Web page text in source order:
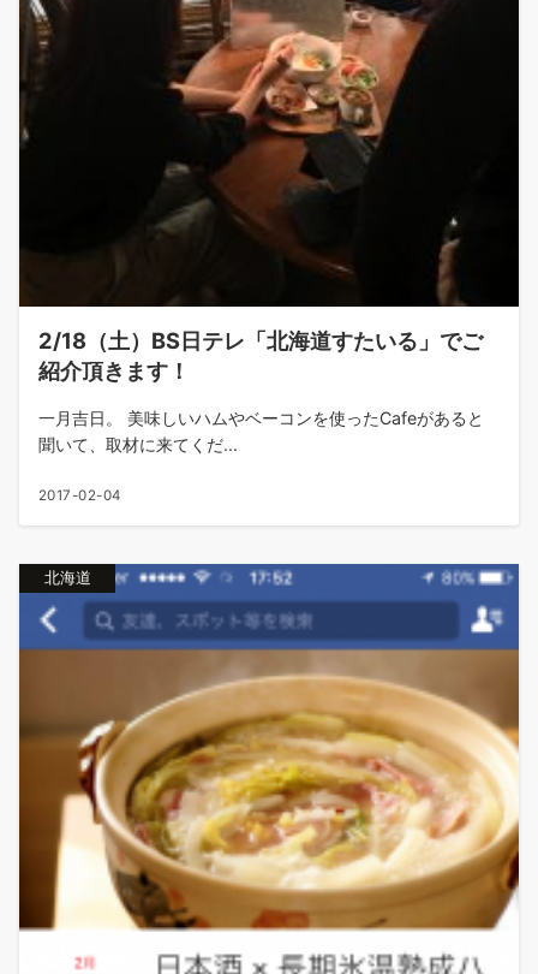
2/18（土）BS日テレ「北海道すたいる」でご
紹介頂きます！
一月吉日。 美味しいハムやベーコンを使ったCafeがあると
聞いて、取材に来てくだ...
2017-02-04
北海道